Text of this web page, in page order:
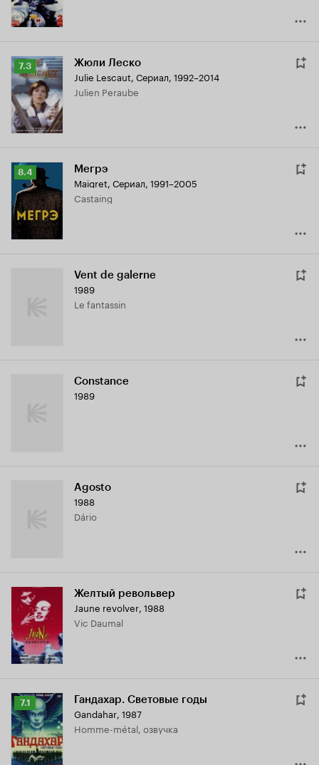
Рейтинг
Кинопоиска
7.3
7.3 Жюли Леско
Julie Lescaut, Сериал, 1992–2014
Julien Peraube
Рейтинг
Кинопоиска
8.4
8.4 Мегрэ
Maigret, Сериал, 1991–2005
Castaing
Vent de galerne
1989
Le fantassin
Constance
1989
Agosto
1988
Dário
Желтый револьвер
Jaune revolver, 1988
Vic Daumal
Рейтинг
Кинопоиска
7.1
7.1 Гандахар. Световые годы
Gandahar, 1987
Homme-métal, озвучка